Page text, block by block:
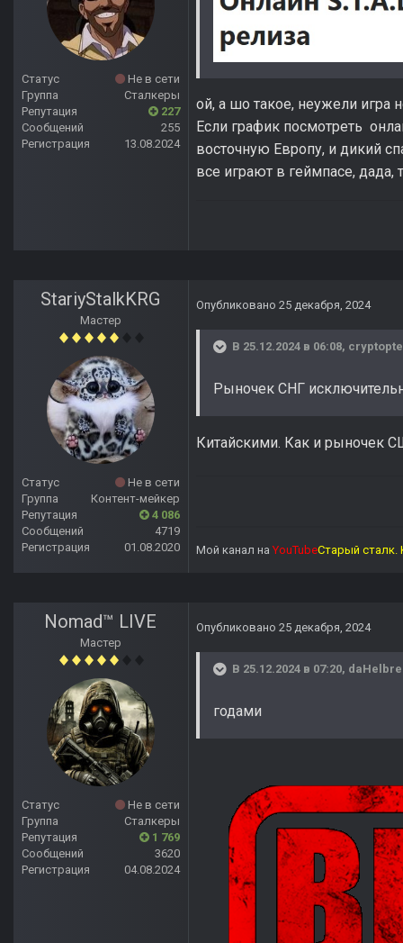
Статус
Не в сети
Группа
Сталкеры
Репутация
227
Сообщений
255
Регистрация
13.08.2024
ой, а шо такое, неужели игра
Если график посмотреть
восточную Европу, и дикий
все играют в геймпасе,
StariyStalkKRG
Мастер
Статус
Не в сети
Группа
Контент-мейкер
Репутация
4 086
Сообщений
4719
Регистрация
01.08.2020
Опубликовано 25 декабря, 2024
В 25.12.2024 в 06:08,
Рыночек СНГ
Китайскими. Как и рыночек
Мой канал наYouTubeСтарый сталк.
Nomad™ LIVE
Мастер
Статус
Не в сети
Группа
Сталкеры
Репутация
1 769
Сообщений
3620
Регистрация
04.08.2024
Опубликовано 25 декабря, 2024
В 25.12.2024 в 07:20,
годами